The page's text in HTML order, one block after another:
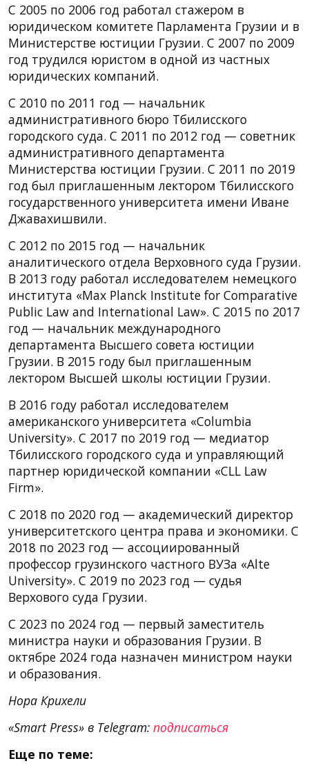
С 2005 по 2006 год работал стажером в
юридическом комитете Парламента Грузии и в
Министерстве юстиции Грузии. С 2007 по 2009
год трудился юристом в одной из частных
юридических компаний.
С 2010 по 2011 год — начальник
административного бюро Тбилисского
городского суда. С 2011 по 2012 год — советник
административного департамента
Министерства юстиции Грузии. С 2011 по 2019
год был приглашенным лектором Тбилисского
государственного университета имени Иване
Джавахишвили.
С 2012 по 2015 год — начальник
аналитического отдела Верховного суда Грузии.
В 2013 году работал исследователем немецкого
института «Max Planck Institute for Comparative
Public Law and International Law». С 2015 по 2017
год — начальник международного
департамента Высшего совета юстиции
Грузии. В 2015 году был приглашенным
лектором Высшей школы юстиции Грузии.
В 2016 году работал исследователем
американского университета «Columbia
University». С 2017 по 2019 год — медиатор
Тбилисского городского суда и управляющий
партнер юридической компании «CLL Law
Firm».
С 2018 по 2020 год — академический директор
университетского центра права и экономики. С
2018 по 2023 год — ассоциированный
профессор грузинского частного ВУЗа «Alte
University». С 2019 по 2023 год — судья
Верхового суда Грузии.
С 2023 по 2024 год — первый заместитель
министра науки и образования Грузии. В
октябре 2024 года назначен министром науки
и образования.
Нора Крихели
«Smart Press» в Telegram: подписаться
Еще по теме: